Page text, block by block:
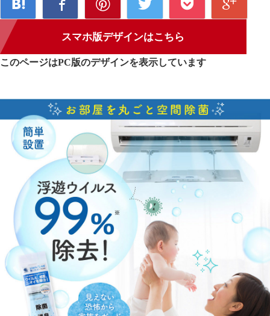
スマホ版デザインはこちら
このページはPC版のデザインを表示しています